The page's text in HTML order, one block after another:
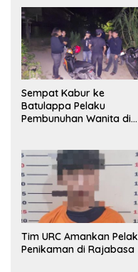
Sempat Kabur ke
Batulappa Pelaku
Pembunuhan Wanita di
Tim URC Amankan
Penikaman di Rajabasa